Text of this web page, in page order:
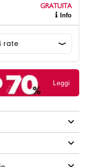
GRATUITA
Info
Leggi
in pelle color
➡️ Consegna in